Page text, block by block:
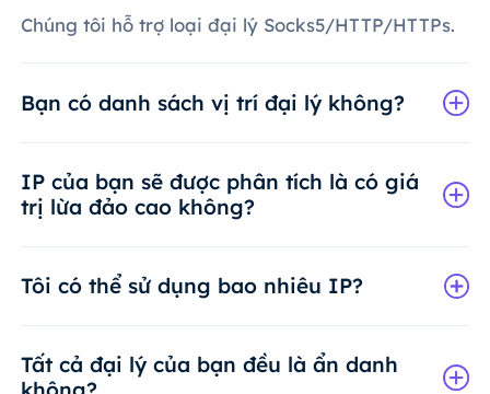
Chúng tôi hỗ trợ loại đại lý Socks5/HTTP/HTTPs.
Bạn có danh sách vị trí đại lý không?
IP của bạn sẽ được phân tích là có giá
trị lừa đảo cao không?
Tôi có thể sử dụng bao nhiêu IP?
Tất cả đại lý của bạn đều là ẩn danh